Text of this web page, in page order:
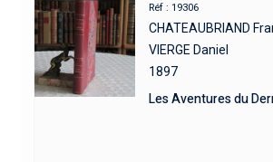
Réf : 19306
CHATEAUBRIAND
VIERGE Daniel
1897
Les Aventures du